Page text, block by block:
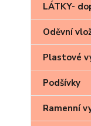
LÁTKY-
Oděvní
Plastové
Podšívky
Ramenní